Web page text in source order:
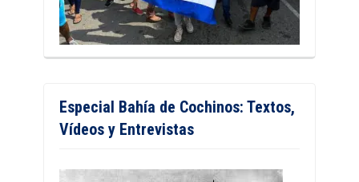
Especial Bahía de Cochinos: Textos,
Vídeos y Entrevistas